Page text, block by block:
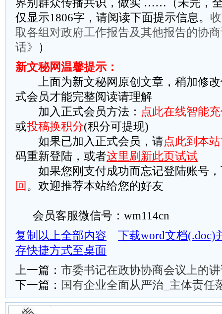
界别群众传播共识，做实 ……（未完，
仅显示1806字，请阅读下面提示信息。
取各组对政府工作报告及其他报告的协
话》
）
新文秘网温馨提示：
上面为新文秘网原创文章，稍加修改
式会员才能完整阅读请理解
加入正式会员方法： 点此在线智能
或投稿换积分(积分可提现)
如果已加入正式会员，请点此到本
码重新登陆，或者这里刷新此页试试
如果您刚支付成功而忘记登陆账号，
回 。欢迎推荐本站给您的好友
会员客服微信号：wm114cn
复制以上全部内容
下载word文档(.doc)
存快捷方式至桌面
上一篇： 市委书记在政协协商会议上的
下一篇： 国有企业全面从严治_主体责任